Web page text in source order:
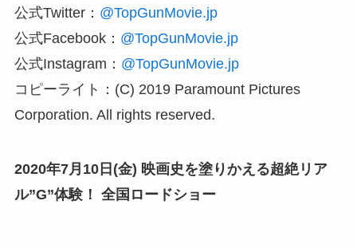
公式Twitter： @TopGunMovie.jp
公式Facebook： @TopGunMovie.jp
公式Instagram： @TopGunMovie.jp
コピーライト：(C) 2019 Paramount Pictures
Corporation. All rights reserved.
2020年7月10日(金) 映画史を塗りかえる超絶リア
ル”G”体験！ 全国ロードショー